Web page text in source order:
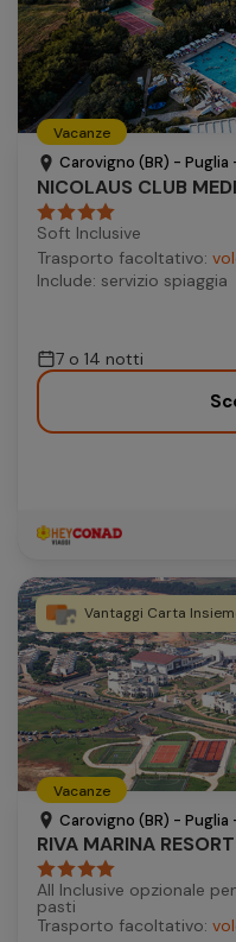
Vacanze
Carovigno (BR) - Puglia
NICOLAUS CLUB
Soft Inclusive
Trasporto facoltativo:
Include: servizio spiaggia
7 o 14 notti
Vantaggi Carta
Vacanze
Carovigno (BR) - Puglia
RIVA MARINA RESORT
All Inclusive opzionale
pasti
Trasporto facoltativo: